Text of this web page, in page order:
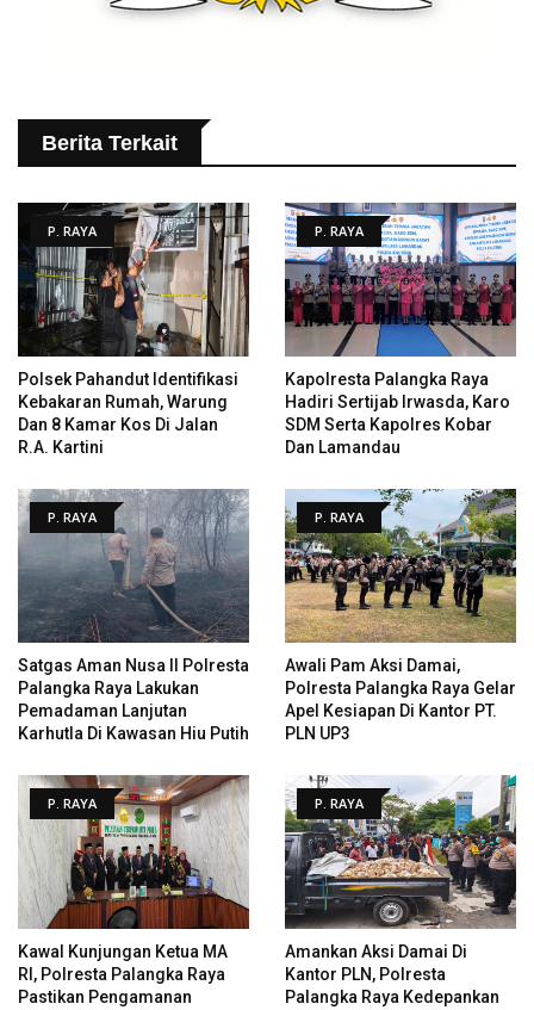
Berita Terkait
P. RAYA
Polsek Pahandut Identifikasi
Kebakaran Rumah, Warung
Dan 8 Kamar Kos Di Jalan
R.A. Kartini
P. RAYA
Kapolresta Palangka Raya
Hadiri Sertijab Irwasda, Karo
SDM Serta Kapolres Kobar
Dan Lamandau
P. RAYA
Satgas Aman Nusa II Polresta
Palangka Raya Lakukan
Pemadaman Lanjutan
Karhutla Di Kawasan Hiu Putih
P. RAYA
Awali Pam Aksi Damai,
Polresta Palangka Raya Gelar
Apel Kesiapan Di Kantor PT.
PLN UP3
P. RAYA
Kawal Kunjungan Ketua MA
RI, Polresta Palangka Raya
Pastikan Pengamanan
P. RAYA
Amankan Aksi Damai Di
Kantor PLN, Polresta
Palangka Raya Kedepankan